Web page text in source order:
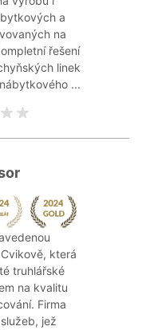
a
na
řešení
linek
...
která
truhlářské
na kvalitu
Firma
jež